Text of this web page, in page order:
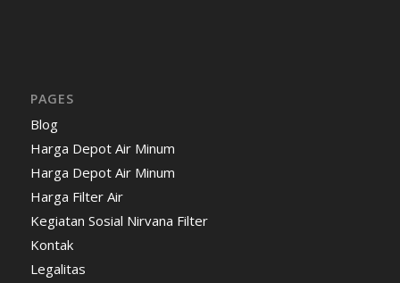
PAGES
Blog
Harga Depot Air Minum
Harga Depot Air Minum
Harga Filter Air
Kegiatan Sosial Nirvana Filter
Kontak
Legalitas